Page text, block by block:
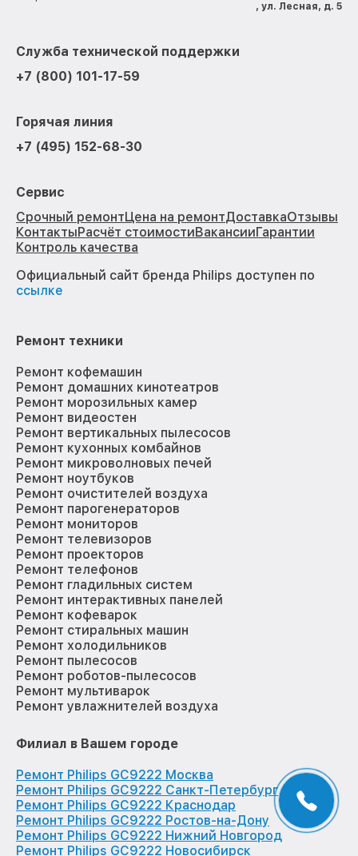
, ул. Лесная, д. 5
Служба технической поддержки
+7 (800) 101-17-59
Горячая линия
+7 (495) 152-68-30
Сервис
Срочный ремонтЦена на ремонтДоставкаОтзывы
КонтактыРасчёт стоимостиВакансииГарантии
Контроль качества
Официальный сайт бренда Philips доступен по
ссылке
Ремонт техники
Ремонт кофемашин
Ремонт домашних кинотеатров
Ремонт морозильных камер
Ремонт видеостен
Ремонт вертикальных пылесосов
Ремонт кухонных комбайнов
Ремонт микроволновых печей
Ремонт ноутбуков
Ремонт очистителей воздуха
Ремонт парогенераторов
Ремонт мониторов
Ремонт телевизоров
Ремонт проекторов
Ремонт телефонов
Ремонт гладильных систем
Ремонт интерактивных панелей
Ремонт кофеварок
Ремонт стиральных машин
Ремонт холодильников
Ремонт пылесосов
Ремонт роботов-пылесосов
Ремонт мультиварок
Ремонт увлажнителей воздуха
Филиал в Вашем городе
Ремонт Philips GC9222 Москва
Ремонт Philips GC9222 Санкт-Петербург
Ремонт Philips GC9222 Краснодар
Ремонт Philips GC9222 Ростов-на-Дону
Ремонт Philips GC9222 Нижний Новгород
Ремонт Philips GC9222 Новосибирск